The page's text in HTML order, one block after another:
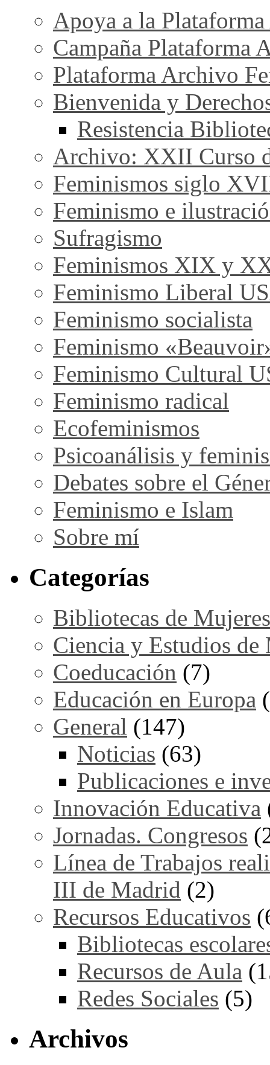
Apoya a la
Campaña Plataforma
Plataforma Archivo
Bienvenida y
Resistencia
Archivo: XXII Curso
Feminismos siglo
Feminismo e
Sufragismo
Feminismos XIX y
Feminismo Liberal
Feminismo socialista
Feminismo
Feminismo Cultural
Feminismo radical
Ecofeminismos
Psicoanálisis y
Debates sobre el
Feminismo e Islam
Sobre mí
Categorías
Bibliotecas de Mujeres
Ciencia y Estudios de
Coeducación (7)
Educación en Europa
General (147)
Noticias (63)
Publicaciones e
Innovación Educativa
Jornadas. Congresos
Línea de Trabajos
III de Madrid (2)
Recursos Educativos
Bibliotecas
Recursos de Aula
Redes Sociales (5)
Archivos